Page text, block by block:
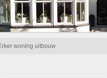
woning uitbouw